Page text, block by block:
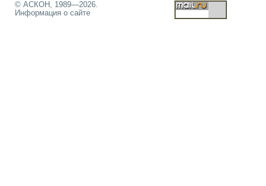
© АСКОН, 1989—2026.
Информация о сайте